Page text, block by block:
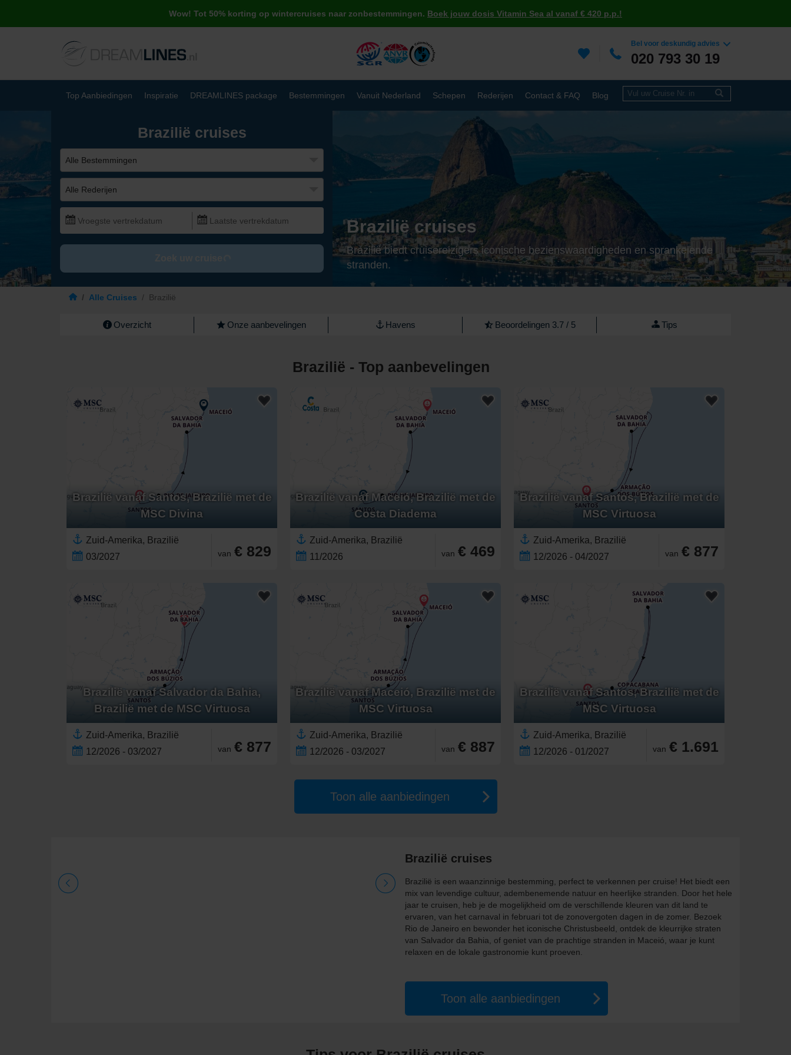
Wow! Tot 50% korting op wintercruises naar zonbestemmingen. Boek jouw dosis Vitamin Sea al vanaf € 420 p.p.!
Bel voor deskundig advies
020 793 30 19
Top Aanbiedingen Inspiratie DREAMLINES package Bestemmingen Vanuit Nederland Schepen Rederijen Contact & FAQ Blog
Brazilië cruises
Alle Bestemmingen
Alle Rederijen
Brazilië cruises
Brazilië biedt cruisereizigers iconische bezienswaardigheden en sprankelende
stranden.
/ Alle Cruises / Brazilië
Overzicht Onze aanbevelingen Havens Beoordelingen 3.7 / 5 Tips
Brazilië - Top aanbevelingen
Brazilië vanaf Santos, Brazilië met de
MSC Divina
Zuid-Amerika, Brazilië
03/2027
van € 829
Brazilië vanaf Maceió, Brazilië met de
Costa Diadema
Zuid-Amerika, Brazilië
11/2026
van € 469
Brazilië vanaf Santos, Brazilië met de
MSC Virtuosa
Zuid-Amerika, Brazilië
12/2026 - 04/2027
van € 877
Brazilië vanaf Salvador da Bahia,
Brazilië met de MSC Virtuosa
Zuid-Amerika, Brazilië
12/2026 - 03/2027
van € 877
Brazilië vanaf Maceió, Brazilië met de
MSC Virtuosa
Zuid-Amerika, Brazilië
12/2026 - 03/2027
van € 887
Brazilië vanaf Santos, Brazilië met de
MSC Virtuosa
Zuid-Amerika, Brazilië
12/2026 - 01/2027
van € 1.691
Toon alle aanbiedingen
Brazilië cruises
Brazilië is een waanzinnige bestemming, perfect te verkennen per cruise! Het biedt een
mix van levendige cultuur, adembenemende natuur en heerlijke stranden. Door het hele
jaar te cruisen, heb je de mogelijkheid om de verschillende kleuren van dit land te
ervaren, van het carnaval in februari tot de zonovergoten dagen in de zomer. Bezoek
Rio de Janeiro en bewonder het iconische Christusbeeld, ontdek de kleurrijke straten
van Salvador da Bahia, of geniet van de prachtige stranden in Maceió, waar je kunt
relaxen en de lokale gastronomie kunt proeven.
Toon alle aanbiedingen